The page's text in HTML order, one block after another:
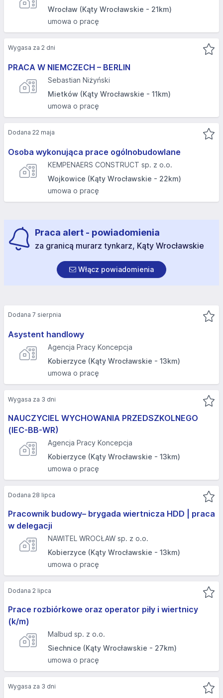
Wrocław (Kąty Wrocławskie - 21km)
umowa o pracę
PRACA W NIEMCZECH – BERLIN
Sebastian Niżyński
Mietków (Kąty Wrocławskie - 11km)
umowa o pracę
Wygasa za 2 dni
Osoba wykonująca prace ogólnobudowlane
KEMPENAERS CONSTRUCT sp. z o.o.
Wojkowice (Kąty Wrocławskie - 22km)
umowa o pracę
Dodana 22 maja
Praca alert - powiadomienia
za granicą murarz tynkarz, Kąty Wrocławskie
Włącz powiadomienia
Asystent handlowy
Agencja Pracy Koncepcja
Kobierzyce (Kąty Wrocławskie - 13km)
umowa o pracę
Dodana 7 sierpnia
NAUCZYCIEL WYCHOWANIA PRZEDSZKOLNEGO
(IEC-BB-WR)
Agencja Pracy Koncepcja
Kobierzyce (Kąty Wrocławskie - 13km)
umowa o pracę
Wygasa za 3 dni
Pracownik budowy– brygada wiertnicza HDD | praca
w delegacji
NAWITEL WROCŁAW sp. z o.o.
Kobierzyce (Kąty Wrocławskie - 13km)
umowa o pracę
Dodana 28 lipca
Prace rozbiórkowe oraz operator piły i wiertnicy
(k/m)
Malbud sp. z o.o.
Siechnice (Kąty Wrocławskie - 27km)
umowa o pracę
Dodana 2 lipca
Wygasa za 3 dni